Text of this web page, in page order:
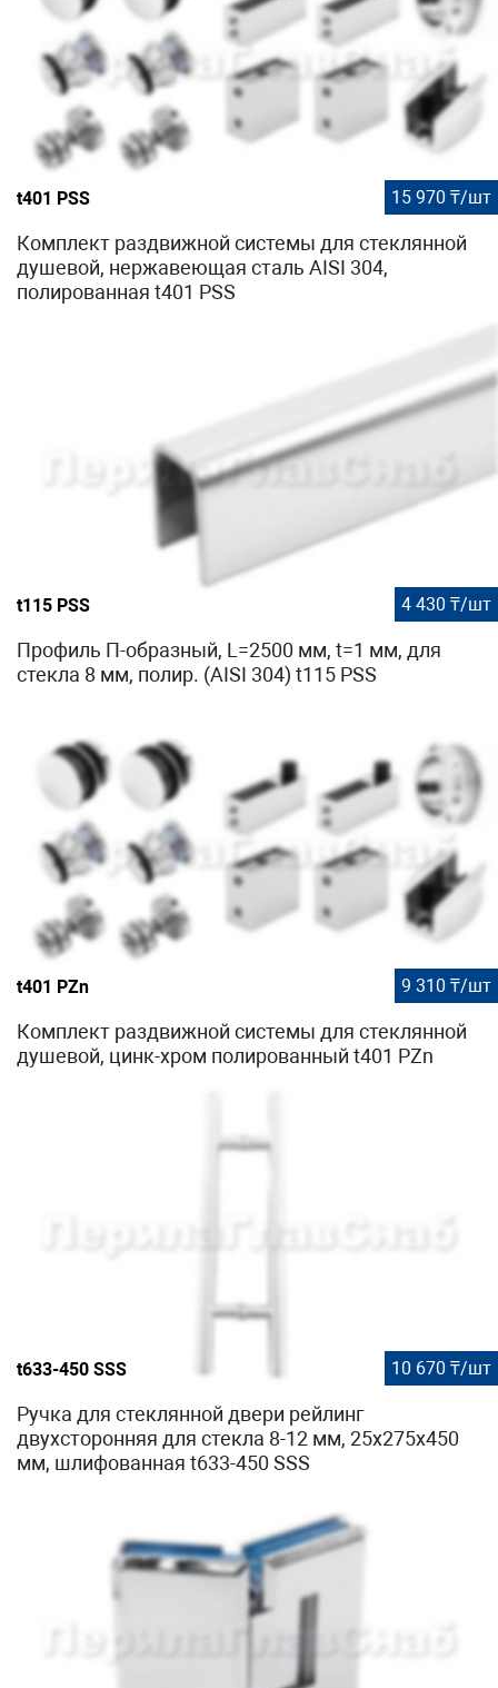
t401 PSS 15 970 ₸/шт
Комплект раздвижной системы для стеклянной
душевой, нержавеющая сталь AISI 304,
полированная t401 PSS
t115 PSS 4 430 ₸/шт
Профиль П-образный, L=2500 мм, t=1 мм, для
стекла 8 мм, полир. (AISI 304) t115 PSS
t401 PZn 9 310 ₸/шт
Комплект раздвижной системы для стеклянной
душевой, цинк-хром полированный t401 PZn
t633-450 SSS 10 670 ₸/шт
Ручка для стеклянной двери рейлинг
двухсторонняя для стекла 8-12 мм, 25x275x450
мм, шлифованная t633-450 SSS